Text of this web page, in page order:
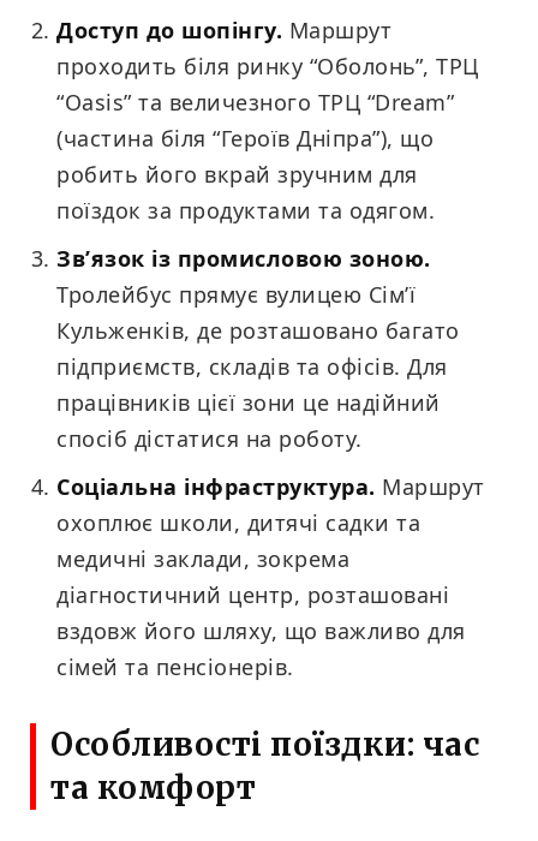
Доступ до шопінгу. Маршрут
проходить біля ринку “Оболонь”, ТРЦ
“Oasis” та величезного ТРЦ “Dream”
(частина біля “Героїв Дніпра”), що
робить його вкрай зручним для
поїздок за продуктами та одягом.
Зв’язок із промисловою зоною.
Тролейбус прямує вулицею Сім’ї
Кульженків, де розташовано багато
підприємств, складів та офісів. Для
працівників цієї зони це надійний
спосіб дістатися на роботу.
Соціальна інфраструктура. Маршрут
охоплює школи, дитячі садки та
медичні заклади, зокрема
діагностичний центр, розташовані
вздовж його шляху, що важливо для
сімей та пенсіонерів.
Особливості поїздки: час
та комфорт